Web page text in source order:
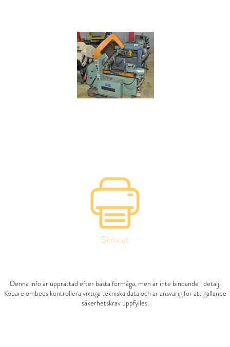
Skriv ut
Denna info är upprättad efter bästa förmåga, men är inte bindande i detalj.
Köpare ombeds kontrollera viktiga tekniska data och är ansvarig för att gällande
säkerhetskrav uppfylles.